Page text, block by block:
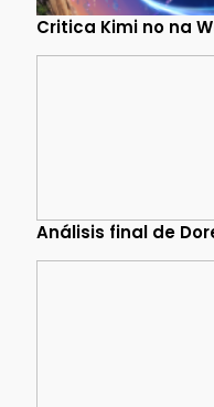
Critica Kimi no na
Análisis final de